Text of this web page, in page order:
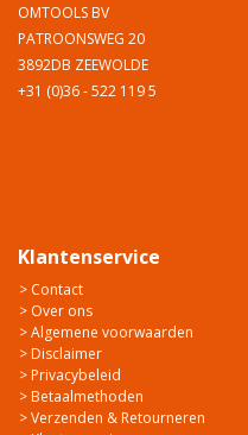
OMTOOLS BV
PATROONSWEG 20
3892DB ZEEWOLDE
+31 (0)36 - 522 119 5
Klantenservice
> Contact
> Over ons
> Algemene voorwaarden
> Disclaimer
> Privacybeleid
> Betaalmethoden
> Verzenden & Retourneren